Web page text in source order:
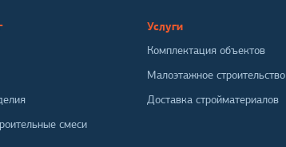
смеси
Услуги
Комплектация объектов
Малоэтажное строительство
Доставка стройматериалов